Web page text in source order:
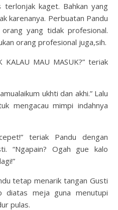
terlonjak kaget. Bahkan yang
karenanya. Perbuatan Pandu
yang tidak profesional.
orang profesional juga,sih.
KALAU MAU MASUK?” teriak
ukhti dan akhi.” Lalu
mengacau mimpi indahnya
teriak Pandu dengan
“Ngapain? Ogah gue kalo
tetap menarik tangan Gusti
diatas meja guna menutupi
pulas.